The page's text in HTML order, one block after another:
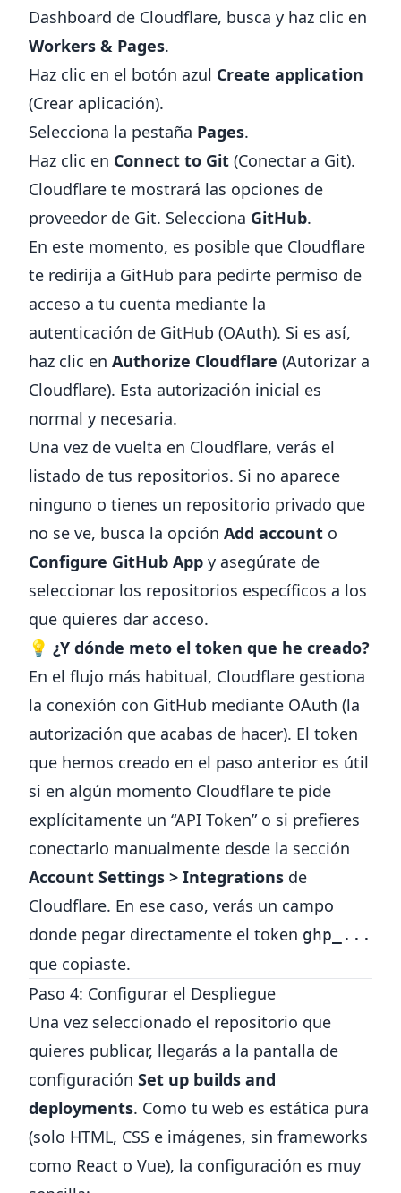
Dashboard de Cloudflare, busca y haz clic en
Workers & Pages.
Haz clic en el botón azul Create application
(Crear aplicación).
Selecciona la pestaña Pages.
Haz clic en Connect to Git (Conectar a Git).
Cloudflare te mostrará las opciones de
proveedor de Git. Selecciona GitHub.
En este momento, es posible que Cloudflare
te redirija a GitHub para pedirte permiso de
acceso a tu cuenta mediante la
autenticación de GitHub (OAuth). Si es así,
haz clic en Authorize Cloudflare (Autorizar a
Cloudflare). Esta autorización inicial es
normal y necesaria.
Una vez de vuelta en Cloudflare, verás el
listado de tus repositorios. Si no aparece
ninguno o tienes un repositorio privado que
no se ve, busca la opción Add account o
Configure GitHub App y asegúrate de
seleccionar los repositorios específicos a los
que quieres dar acceso.
💡 ¿Y dónde meto el token que he creado?
En el flujo más habitual, Cloudflare gestiona
la conexión con GitHub mediante OAuth (la
autorización que acabas de hacer). El token
que hemos creado en el paso anterior es útil
si en algún momento Cloudflare te pide
explícitamente un “API Token” o si prefieres
conectarlo manualmente desde la sección
Account Settings > Integrations de
Cloudflare. En ese caso, verás un campo
donde pegar directamente el token ghp_...
que copiaste.
Paso 4: Configurar el Despliegue
Una vez seleccionado el repositorio que
quieres publicar, llegarás a la pantalla de
configuración Set up builds and
deployments. Como tu web es estática pura
(solo HTML, CSS e imágenes, sin frameworks
como React o Vue), la configuración es muy